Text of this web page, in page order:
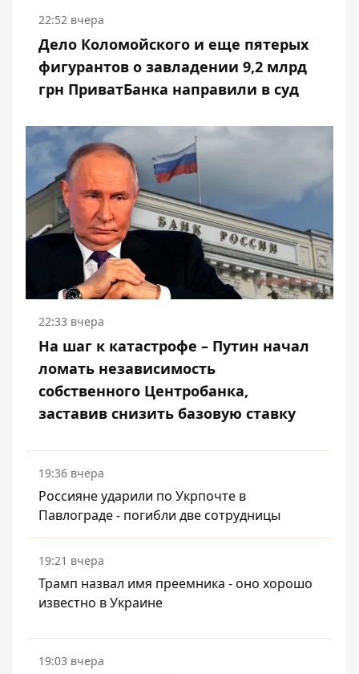
22:52 вчера
Дело Коломойского и еще пятерых
фигурантов о завладении 9,2 млрд
грн ПриватБанка направили в суд
22:33 вчера
На шаг к катастрофе – Путин начал
ломать независимость
собственного Центробанка,
заставив снизить базовую ставку
19:36 вчера
Россияне ударили по Укрпочте в
Павлограде - погибли две сотрудницы
19:21 вчера
Трамп назвал имя преемника - оно хорошо
известно в Украине
19:03 вчера